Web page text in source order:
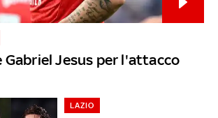
Gabriel Jesus per l'attacco
LAZIO